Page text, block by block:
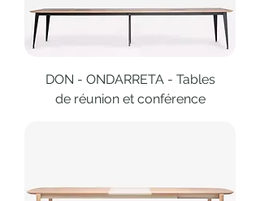
DON - ONDARRETA - Tables
de réunion et conférence